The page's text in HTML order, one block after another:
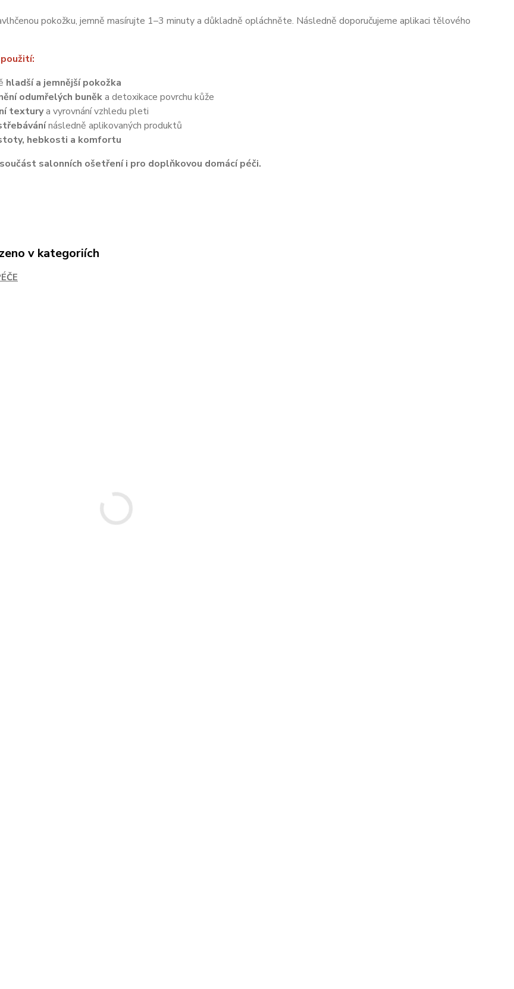
pokožku, jemně masírujte 1–3 minuty a důkladně opláchněte. Následně doporučujeme aplikaci tělového
hladší a jemnější pokožka
odumřelých buněka detoxikace povrchu kůže
texturya vyrovnání vzhledu pleti
následně aplikovaných produktů
hebkosti a komfortu
salonních ošetření i pro doplňkovou domácí péči.
v kategoriích